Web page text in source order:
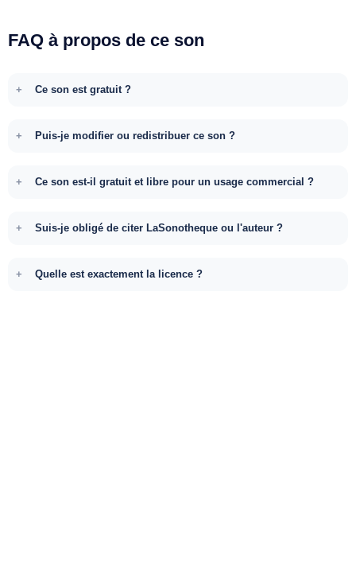
FAQ à propos de ce son
Ce son est gratuit ?
Puis-je modifier ou redistribuer ce son ?
Ce son est-il gratuit et libre pour un usage commercial ?
Suis-je obligé de citer LaSonotheque ou l'auteur ?
Quelle est exactement la licence ?